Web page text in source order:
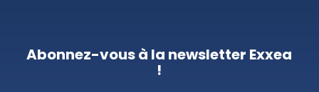
Abonnez-vous à la newsletter Exxea
!